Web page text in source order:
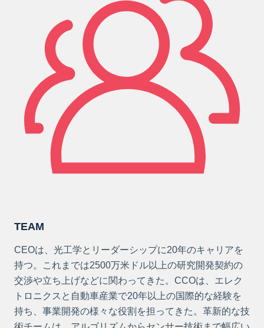
TEAM
CEOは、光工学とリーダーシップに20年のキャリアを
持つ。これまでは2500万米ドル以上の研究開発契約の
交渉や立ち上げなどに関わってきた。CCOは、エレク
トロニクスと自動車産業で20年以上の国際的な経験を
持ち、事業開発の様々な役割を担ってきた。革新的な技